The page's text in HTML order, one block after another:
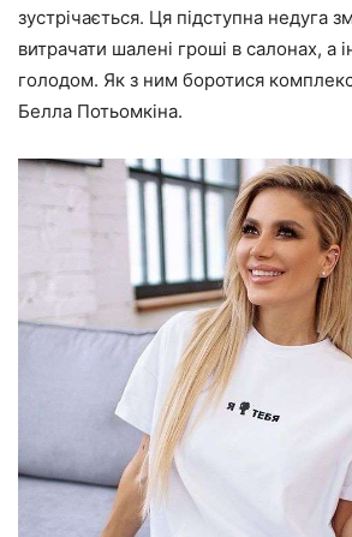
зустрічається. Ця підступна недуга
витрачати шалені гроші в салонах, а
голодом. Як з ним боротися
Белла Потьомкіна.